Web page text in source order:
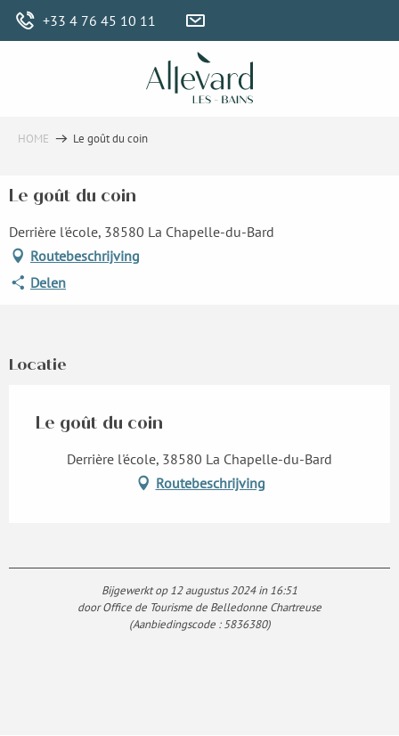
Aller
+33 4 76 45 10 11
HOME Le goût du coin
Le goût du coin
Derrière l'école, 38580 La Chapelle-du-Bard
Routebeschrijving
Delen
Locatie
Le goût du coin
Derrière l'école, 38580 La Chapelle-du-Bard
Routebeschrijving
Bijgewerkt op 12 augustus 2024 in 16:51
door Office de Tourisme de Belledonne Chartreuse
(Aanbiedingscode :5836380)